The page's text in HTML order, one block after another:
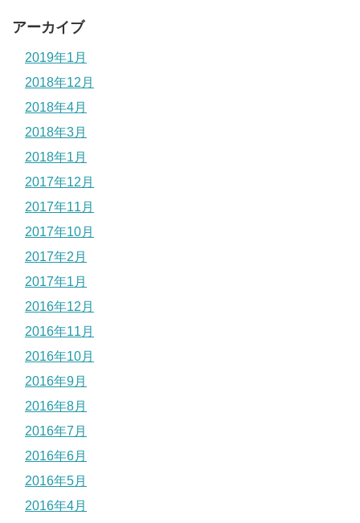
アーカイブ
2019年1月
2018年12月
2018年4月
2018年3月
2018年1月
2017年12月
2017年11月
2017年10月
2017年2月
2017年1月
2016年12月
2016年11月
2016年10月
2016年9月
2016年8月
2016年7月
2016年6月
2016年5月
2016年4月